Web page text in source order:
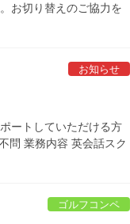
お切り替えのご協力を
お知らせ
ートしていただける方
問 業務内容 英会話スク
ゴルフコンペ